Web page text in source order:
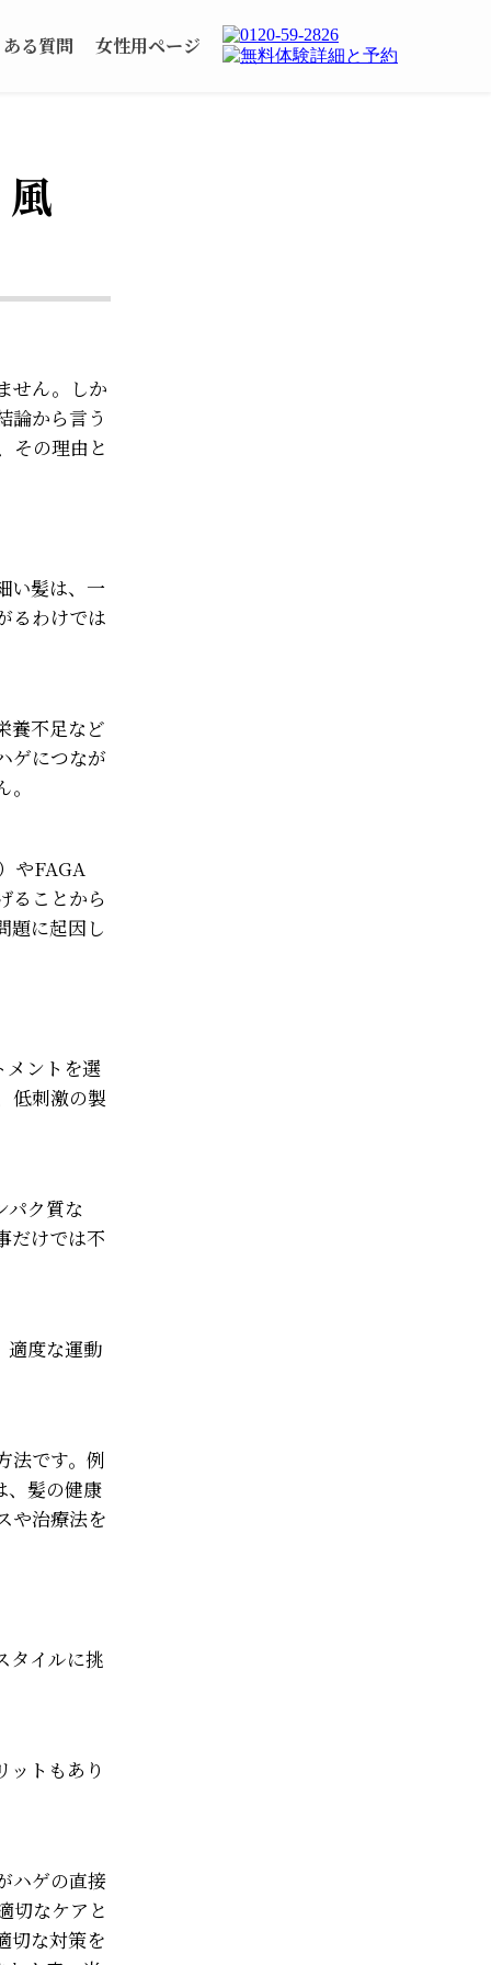
ある質問 女性用ページ
せん。しか
論から言う
その理由と
い髪は、一
るわけでは
養不足など
ゲにつなが
やFAGA
ることから
題に起因し
メントを選
低刺激の製
パク質な
だけでは不
適度な運動
法です。例
、髪の健康
や治療法を
タイルに挑
ットもあり
ハゲの直接
切なケアと
切な対策を